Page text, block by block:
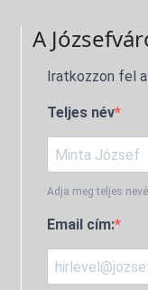
A
Iratkozzon fel
Teljes név
Adja meg teljes
Email cím: